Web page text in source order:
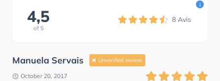
4,5
of 5
8 Avis
i
Manuela Servais Unverified review
October 20, 2017